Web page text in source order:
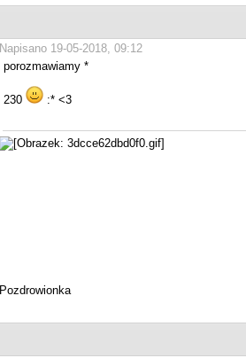
Napisano 19-05-2018, 09:12
porozmawiamy *
230 :* <3
Pozdrowionka